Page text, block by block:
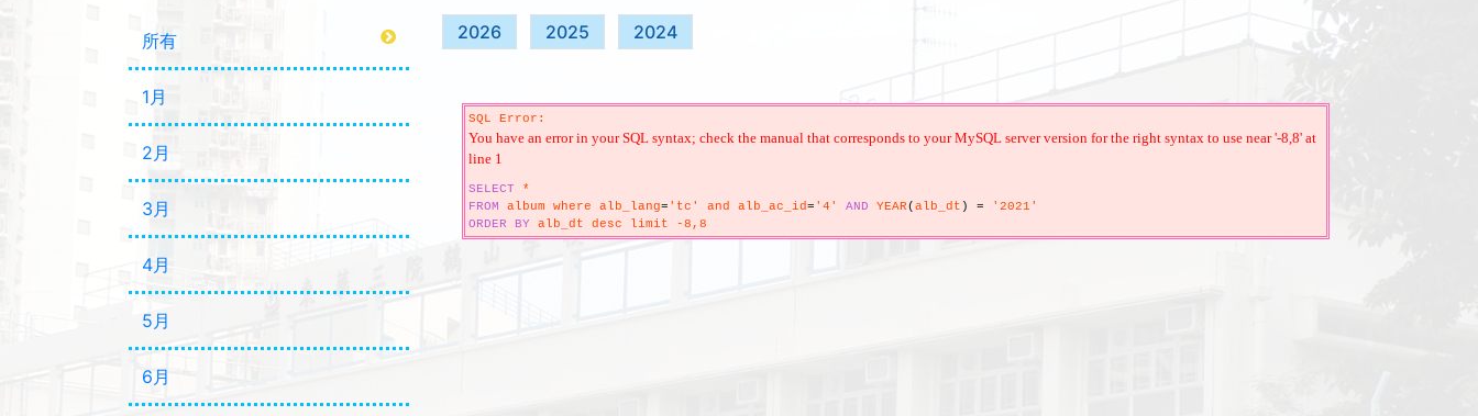
所有
1月
2月
3月
4月
5月
6月
2026 2025 2024
SQL Error:
You have an error in your SQL syntax; check the manual that corresponds to your MySQL server version for the right syntax to use near '-8,8' at
line 1
SELECT *
FROM album where alb_lang= 'tc' and alb_ac_id= '4' AND YEAR(alb_dt ) = '2021'
ORDER
BY alb_dt desc limit -8,8